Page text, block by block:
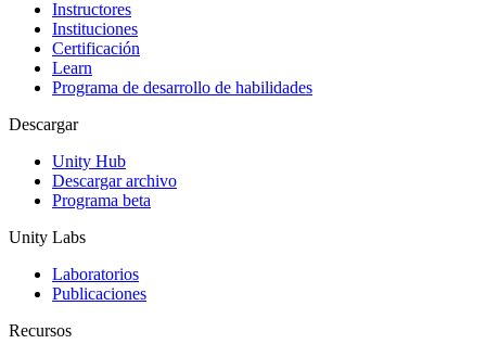
Juegos XR
Lanza juegos XR en múltiples plataformas
Juegos multijugador
Instructores
Instituciones
Certificación
Learn
Programa de desarrollo de habilidades
Descargar
Unity Hub
Descargar archivo
Programa beta
Unity Labs
Laboratorios
Publicaciones
Recursos